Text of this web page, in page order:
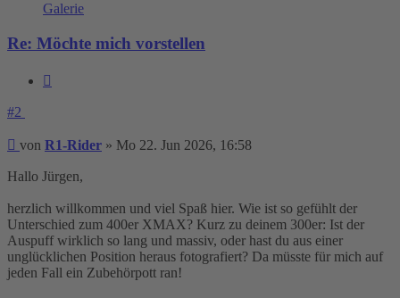
Galerie
Re: Möchte mich vorstellen
#2
Beitrag
von R1-Rider » Mo 22. Jun 2026, 16:58
Hallo Jürgen,
herzlich willkommen und viel Spaß hier. Wie ist so gefühlt der
Unterschied zum 400er XMAX? Kurz zu deinem 300er: Ist der
Auspuff wirklich so lang und massiv, oder hast du aus einer
unglücklichen Position heraus fotografiert? Da müsste für mich auf
jeden Fall ein Zubehörpott ran!